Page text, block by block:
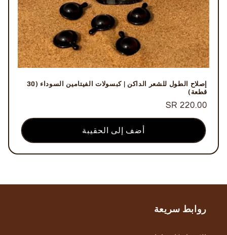
إصلاح الطول للشعر الداكن | كبسولات الفيتامين السوداء (30
قطعة)
السعر
العادي
220.00 SR
أضف إلى الحقيبة
روابط سريعة